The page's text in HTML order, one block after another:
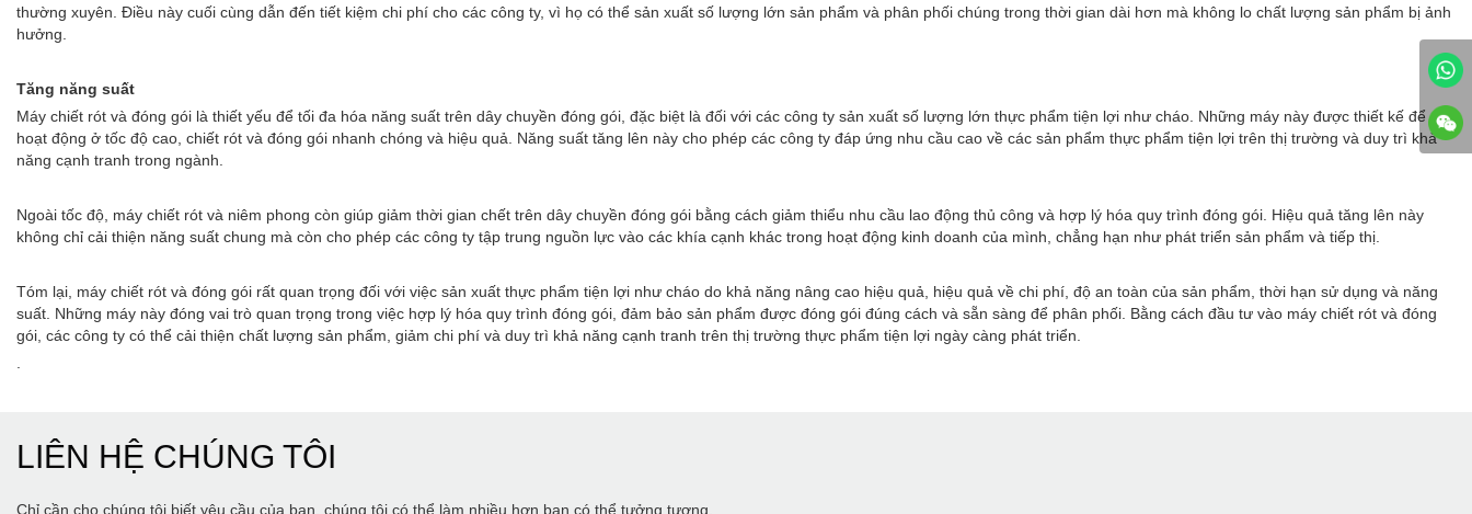
thường xuyên. Điều này cuối cùng dẫn đến tiết kiệm chi phí cho các công ty, vì họ có thể sản xuất số lượng lớn sản phẩm và phân phối chúng trong thời gian dài hơn mà không lo chất lượng sản phẩm bị ảnh
hưởng.
Tăng năng suất
Máy chiết rót và đóng gói là thiết yếu để tối đa hóa năng suất trên dây chuyền đóng gói, đặc biệt là đối với các công ty sản xuất số lượng lớn thực phẩm tiện lợi như cháo. Những máy này được thiết kế để
hoạt động ở tốc độ cao, chiết rót và đóng gói nhanh chóng và hiệu quả. Năng suất tăng lên này cho phép các công ty đáp ứng nhu cầu cao về các sản phẩm thực phẩm tiện lợi trên thị trường và duy trì khả
năng cạnh tranh trong ngành.
Ngoài tốc độ, máy chiết rót và niêm phong còn giúp giảm thời gian chết trên dây chuyền đóng gói bằng cách giảm thiểu nhu cầu lao động thủ công và hợp lý hóa quy trình đóng gói. Hiệu quả tăng lên này
không chỉ cải thiện năng suất chung mà còn cho phép các công ty tập trung nguồn lực vào các khía cạnh khác trong hoạt động kinh doanh của mình, chẳng hạn như phát triển sản phẩm và tiếp thị.
Tóm lại, máy chiết rót và đóng gói rất quan trọng đối với việc sản xuất thực phẩm tiện lợi như cháo do khả năng nâng cao hiệu quả, hiệu quả về chi phí, độ an toàn của sản phẩm, thời hạn sử dụng và năng
suất. Những máy này đóng vai trò quan trọng trong việc hợp lý hóa quy trình đóng gói, đảm bảo sản phẩm được đóng gói đúng cách và sẵn sàng để phân phối. Bằng cách đầu tư vào máy chiết rót và đóng
gói, các công ty có thể cải thiện chất lượng sản phẩm, giảm chi phí và duy trì khả năng cạnh tranh trên thị trường thực phẩm tiện lợi ngày càng phát triển.
LIÊN HỆ CHÚNG TÔI
Chỉ cần cho chúng tôi biết yêu cầu của bạn, chúng tôi có thể làm nhiều hơn bạn có thể tưởng tượng.